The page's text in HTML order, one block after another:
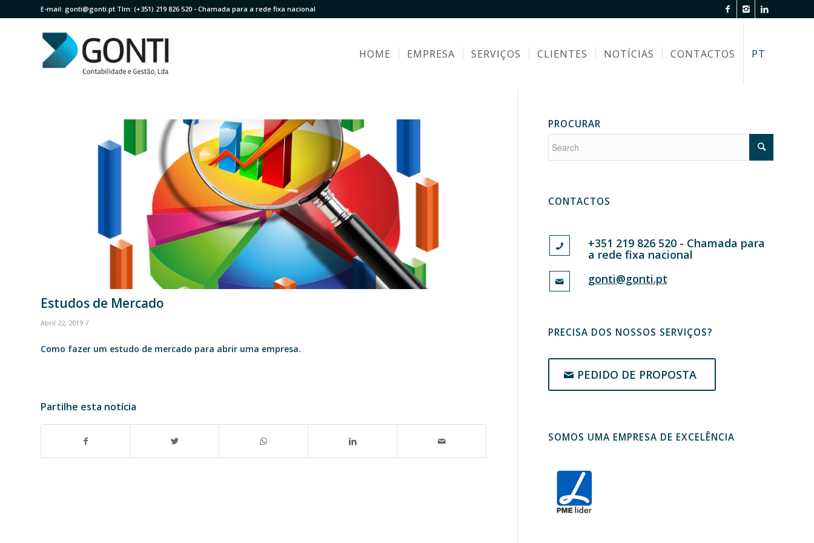
E-mail: gonti@gonti.pt Tlm: (+351) 219 826 520 - Chamada para a rede fixa nacional
HOME EMPRESA SERVIÇOS CLIENTES NOTÍCIAS CONTACTOS PT
Estudos de Mercado
Abril 22, 2019 /
Como fazer um estudo de mercado para abrir uma empresa.
Partilhe esta notícia
PROCURAR
CONTACTOS
+351 219 826 520 - Chamada para
a rede fixa nacional
gonti@gonti.pt
PRECISA DOS NOSSOS SERVIÇOS?
PEDIDO DE PROPOSTA
SOMOS UMA EMPRESA DE EXCELÊNCIA